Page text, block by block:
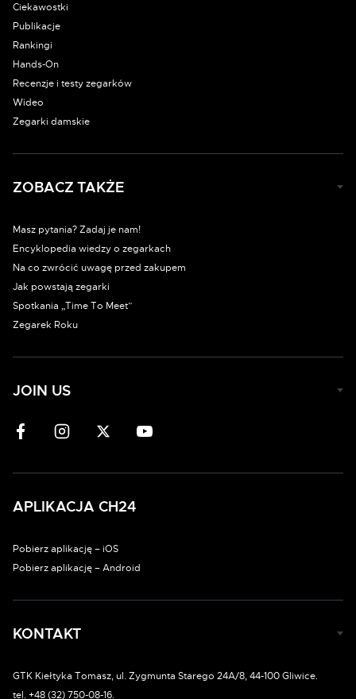
Ciekawostki
Publikacje
Rankingi
Hands-On
Recenzje i testy zegarków
Wideo
Zegarki damskie
ZOBACZ TAKŻE
Masz pytania? Zadaj je nam!
Encyklopedia wiedzy o zegarkach
Na co zwrócić uwagę przed zakupem
Jak powstają zegarki
Spotkania „Time To Meet”
Zegarek Roku
JOIN US
APLIKACJA CH24
Pobierz aplikację – iOS
Pobierz aplikację – Android
KONTAKT
GTK Kiełtyka Tomasz, ul. Zygmunta Starego 24A/8, 44-100 Gliwice.
tel. +48 (32) 750-08-16.